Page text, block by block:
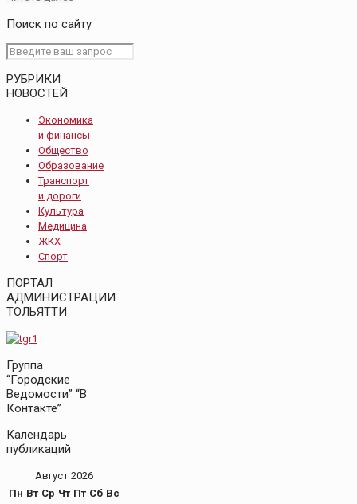
Поиск по сайту
РУБРИКИ
НОВОСТЕЙ
Экономика
и финансы
Общество
Образование
Транспорт
и дороги
Культура
Медицина
ЖКХ
Спорт
ПОРТАЛ
АДМИНИСТРАЦИИ
ТОЛЬЯТТИ
Группа
“Городские
Ведомости” “В
Контакте”
Календарь
публикаций
Август 2026
Пн Вт Ср Чт Пт Сб Вс